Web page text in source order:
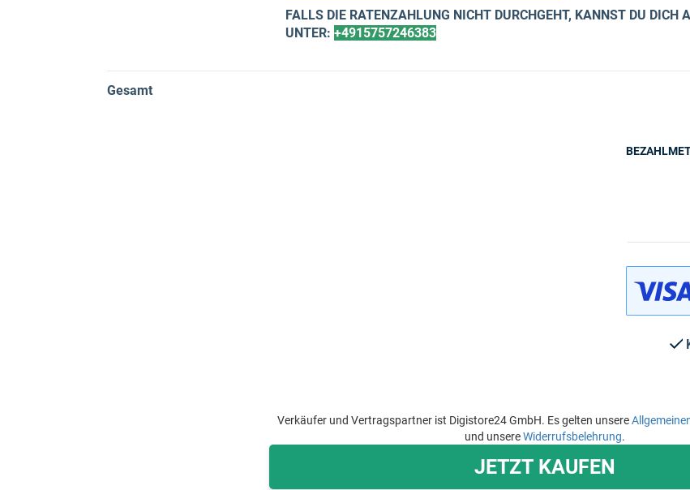
FALLS DIE RATENZAHLUNG NICHT DURCHGEHT, KANNST DU DICH
UNTER: +4915757246383
Gesamt
Verkäufer und Vertragspartner ist Digistore24 GmbH. Es gelten unsere
und unsereWiderrufsbelehrung.
JETZT KAUFEN